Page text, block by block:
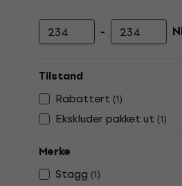
- Maksimal
Tilstand
Rabattert (1)
Ekskluder pakket ut (1)
Merke
Stagg (1)